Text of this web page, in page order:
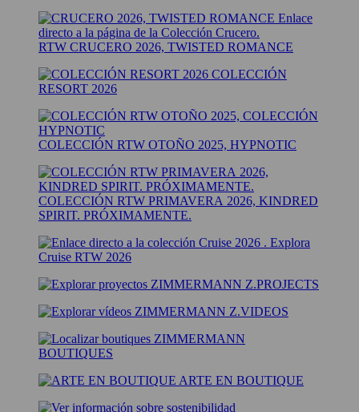
RTW CRUCERO 2026, TWISTED ROMANCE
COLECCIÓN
RESORT 2026
COLECCIÓN RTW OTOÑO 2025, HYPNOTIC
COLECCIÓN RTW PRIMAVERA 2026, KINDRED
SPIRIT. PRÓXIMAMENTE.
Explora
Cruise RTW 2026
Z.PROJECTS
Z.VIDEOS
BOUTIQUES
ARTE EN BOUTIQUE